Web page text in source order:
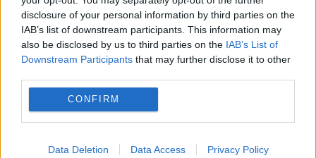
disclosure of your personal information by third parties on the
IAB’s list of downstream participants. This information may
also be disclosed by us to third parties on the IAB’s List of
Downstream Participants that may further disclose it to other
CONFIRM
Data Deletion Data Access Privacy Policy
CNAIR a anunțat că utilajele de
deszăpezire intervin pe drumurile din
județele Prahova și Argeș